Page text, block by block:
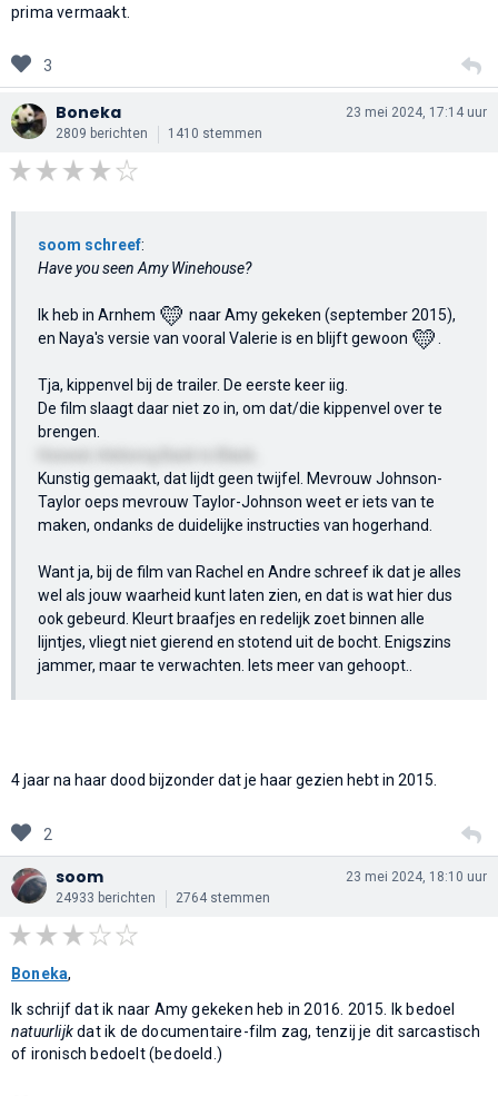
prima vermaakt.
3
Boneka
2809 berichten 1410 stemmen
23 mei 2024, 17:14 uur
soom schreef:
Have you seen Amy Winehouse?
Ik heb in Arnhem 💛 naar Amy gekeken (september 2015),
en Naya's versie van vooral Valerie is en blijft gewoon 💛
Tja, kippenvel bij de trailer. De eerste keer iig.
De film slaagt daar niet zo in, om dat/die kippenvel over te
brengen.
Kunstig gemaakt, dat lijdt geen twijfel. Mevrouw Johnson-
Taylor oeps mevrouw Taylor-Johnson weet er iets van te
maken, ondanks de duidelijke instructies van hogerhand.
Want ja, bij de film van Rachel en Andre schreef ik dat je alles
wel als jouw waarheid kunt laten zien, en dat is wat hier dus
ook gebeurd. Kleurt braafjes en redelijk zoet binnen alle
lijntjes, vliegt niet gierend en stotend uit de bocht. Enigszins
jammer, maar te verwachten. Iets meer van gehoopt..
4 jaar na haar dood bijzonder dat je haar gezien hebt in 2015.
2
soom
24933 berichten 2764 stemmen
23 mei 2024, 18:10 uur
Boneka,
Ik schrijf dat ik naar Amy gekeken heb in 2016. 2015. Ik bedoel
natuurlijkdat ik de documentaire-film zag, tenzij je dit sarcastisch
of ironisch bedoelt (bedoeld.)